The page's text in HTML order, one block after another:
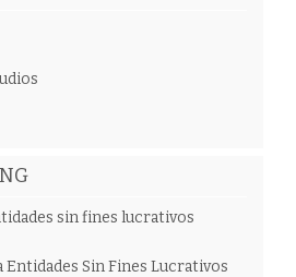
sin fines lucrativos
Entidades Sin Fines Lucrativos